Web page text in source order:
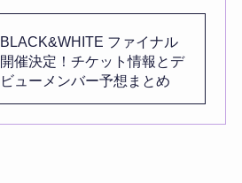
BLACK&WHITE ファイナル
開催決定！チケット情報とデ
ビューメンバー予想まとめ